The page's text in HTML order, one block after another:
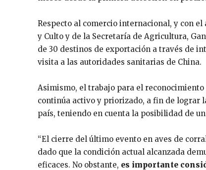
Respecto al comercio internacional, y con
y Culto y de la Secretaría de Agricultura,
de 30 destinos de exportación a través de
visita a las autoridades sanitarias de China.
Asimismo, el trabajo para el
continúa activo y priorizado, a fin de lograr
país, teniendo en cuenta la posibilidad de
“El cierre del último evento en aves de
dado que la condición actual alcanzada
eficaces. No obstante, es importante